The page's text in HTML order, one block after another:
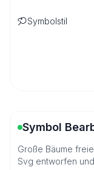
Symbolstil
Symbol
Große Bäume
Svg entworfen